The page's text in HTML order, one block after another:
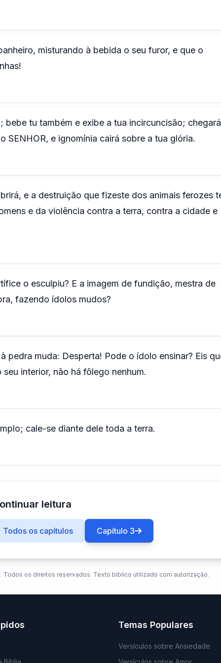
misturando à bebida o seu furor, e que o
tu também e exibe a tua incircuncisão;
SENHOR, e ignomínia cairá sobre a tua glória.
e a destruição que fizeste dos animais ferozes
e da violência contra a terra, contra a cidade e
o esculpiu? E a imagem de fundição, mestra de
fazendo ídolos mudos?
pedra muda: Desperta! Pode o ídolo ensinar? Eis
interior, não há fôlego nenhum.
cale-se diante dele toda a terra.
leitura
Todos os capítulos Capítulo 3
Todos os direitos reservados. Texto bíblico utilizado com autorização.
Temas Populares
Versículos sobre Ansiedade